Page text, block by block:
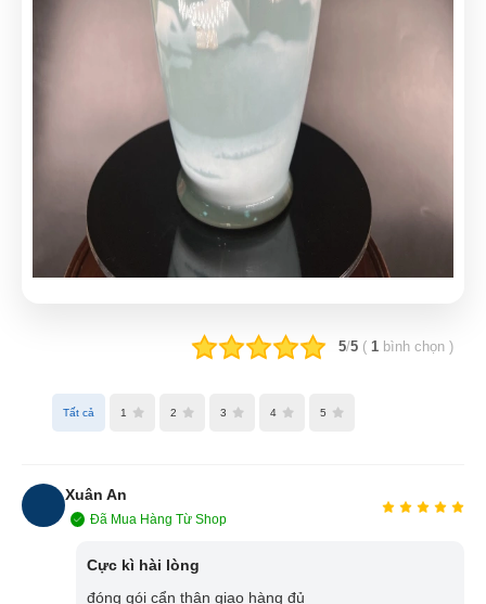
5/5 ( 1 bình chọn)
Tất cả 1 2 3 4 5
Xuân An
Đã Mua Hàng Từ Shop
Cực kì hài lòng
đóng gói cẩn thận giao hàng đủ